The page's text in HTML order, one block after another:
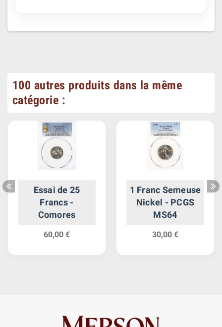
100 autres produits dans la même
catégorie :
Essai de 25
Francs -
Comores
60,00 €
1 Franc Semeuse
Nickel - PCGS
MS64
30,00 €